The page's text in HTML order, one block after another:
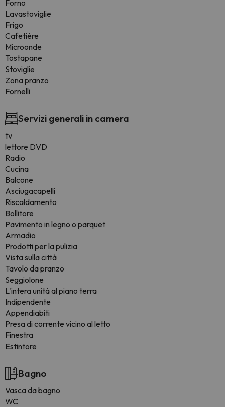
Forno
Lavastoviglie
Frigo
Cafetière
Microonde
Tostapane
Stoviglie
Zona pranzo
Fornelli
Servizi generali in camera
tv
lettore DVD
Radio
Cucina
Balcone
Asciugacapelli
Riscaldamento
Bollitore
Pavimento in legno o parquet
Armadio
Prodotti per la pulizia
Vista sulla città
Tavolo da pranzo
Seggiolone
L'intera unità al piano terra
Indipendente
Appendiabiti
Presa di corrente vicino al letto
Finestra
Estintore
Bagno
Vasca da bagno
WC